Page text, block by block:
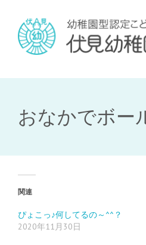
おなかでボー
関連
ぴょこっ♪何してるの～^^？
2020年11月30日